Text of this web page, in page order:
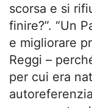
scorsa e si
finire?”. “Un
e migliorare
Reggi –
per cui era